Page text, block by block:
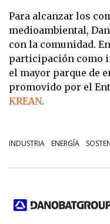
Para alcanzar los
medioambiental,
con la comunidad.
participación como
el mayor parque de
promovido por el
KREAN.
INDUSTRIA ENERGÍA